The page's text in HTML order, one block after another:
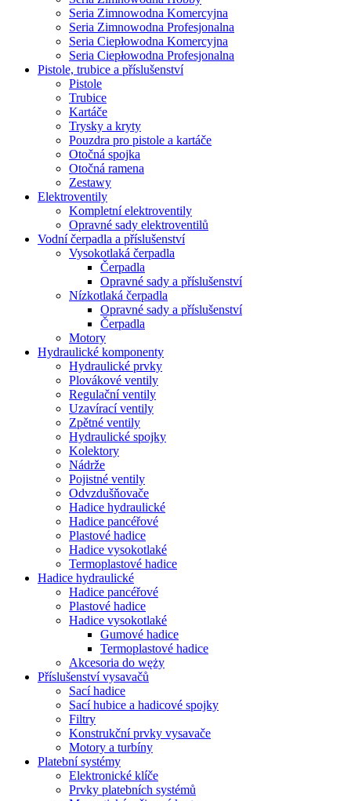
Seria Zimnowodna Komercyjna
Seria Zimnowodna Profesjonalna
Seria Ciepłowodna Komercyjna
Seria Ciepłowodna Profesjonalna
Pistole, trubice a příslušenství
Pistole
Trubice
Kartáče
Trysky a kryty
Pouzdra pro pistole a kartáče
Otočná spojka
Otočná ramena
Zestawy
Elektroventily
Kompletní elektroventily
Opravné sady elektroventilů
Vodní čerpadla a příslušenství
Vysokotlaká čerpadla
Čerpadla
Opravné sady a příslušenství
Nízkotlaká čerpadla
Opravné sady a příslušenství
Čerpadla
Motory
Hydraulické komponenty
Hydraulické prvky
Plovákové ventily
Regulační ventily
Uzavírací ventily
Zpětné ventily
Hydraulické spojky
Kolektory
Nádrže
Pojistné ventily
Odvzdušňovače
Hadice hydraulické
Hadice pancéřové
Plastové hadice
Hadice vysokotlaké
Termoplastové hadice
Hadice hydraulické
Hadice pancéřové
Plastové hadice
Hadice vysokotlaké
Gumové hadice
Termoplastové hadice
Akcesoria do węży
Příslušenství vysavačů
Sací hadice
Sací hubice a hadicové spojky
Filtry
Konstrukční prvky vysavače
Motory a turbíny
Platební systémy
Elektronické klíče
Prvky platebních systémů